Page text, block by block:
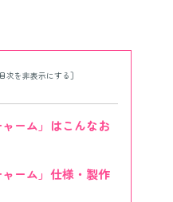
ャーム」はこんなお
ャーム」仕様・製作